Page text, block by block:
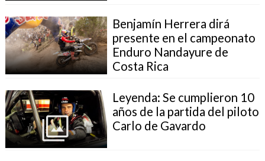
Benjamín Herrera dirá
presente en el campeonato
Enduro Nandayure de
Costa Rica
Leyenda: Se cumplieron 10
años de la partida del piloto
Carlo de Gavardo